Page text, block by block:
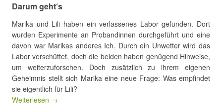
Darum geht‘s
Marika und Lili haben ein verlassenes Labor gefunden. Dort
wurden Experimente an Probandinnen durchgeführt und eine
davon war Marikas anderes Ich. Durch ein Unwetter wird das
Labor verschüttet, doch die beiden haben genügend Hinweise,
um weiterzuforschen. Doch zusätzlich zu ihrem eigenen
Geheimnis stellt sich Marika eine neue Frage: Was empfindet
sie eigentlich für Lili?
Weiterlesen →